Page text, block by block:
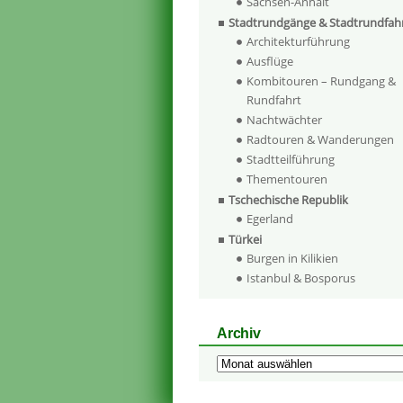
Stadtrundgänge &
Architekturführung
Ausflüge
Kombitouren – Rundgang &
Rundfahrt
Nachtwächter
Radtouren & Wanderungen
Stadtteilführung
Thementouren
Tschechische Republik
Egerland
Türkei
Burgen in Kilikien
Istanbul & Bosporus
Archiv
Archiv